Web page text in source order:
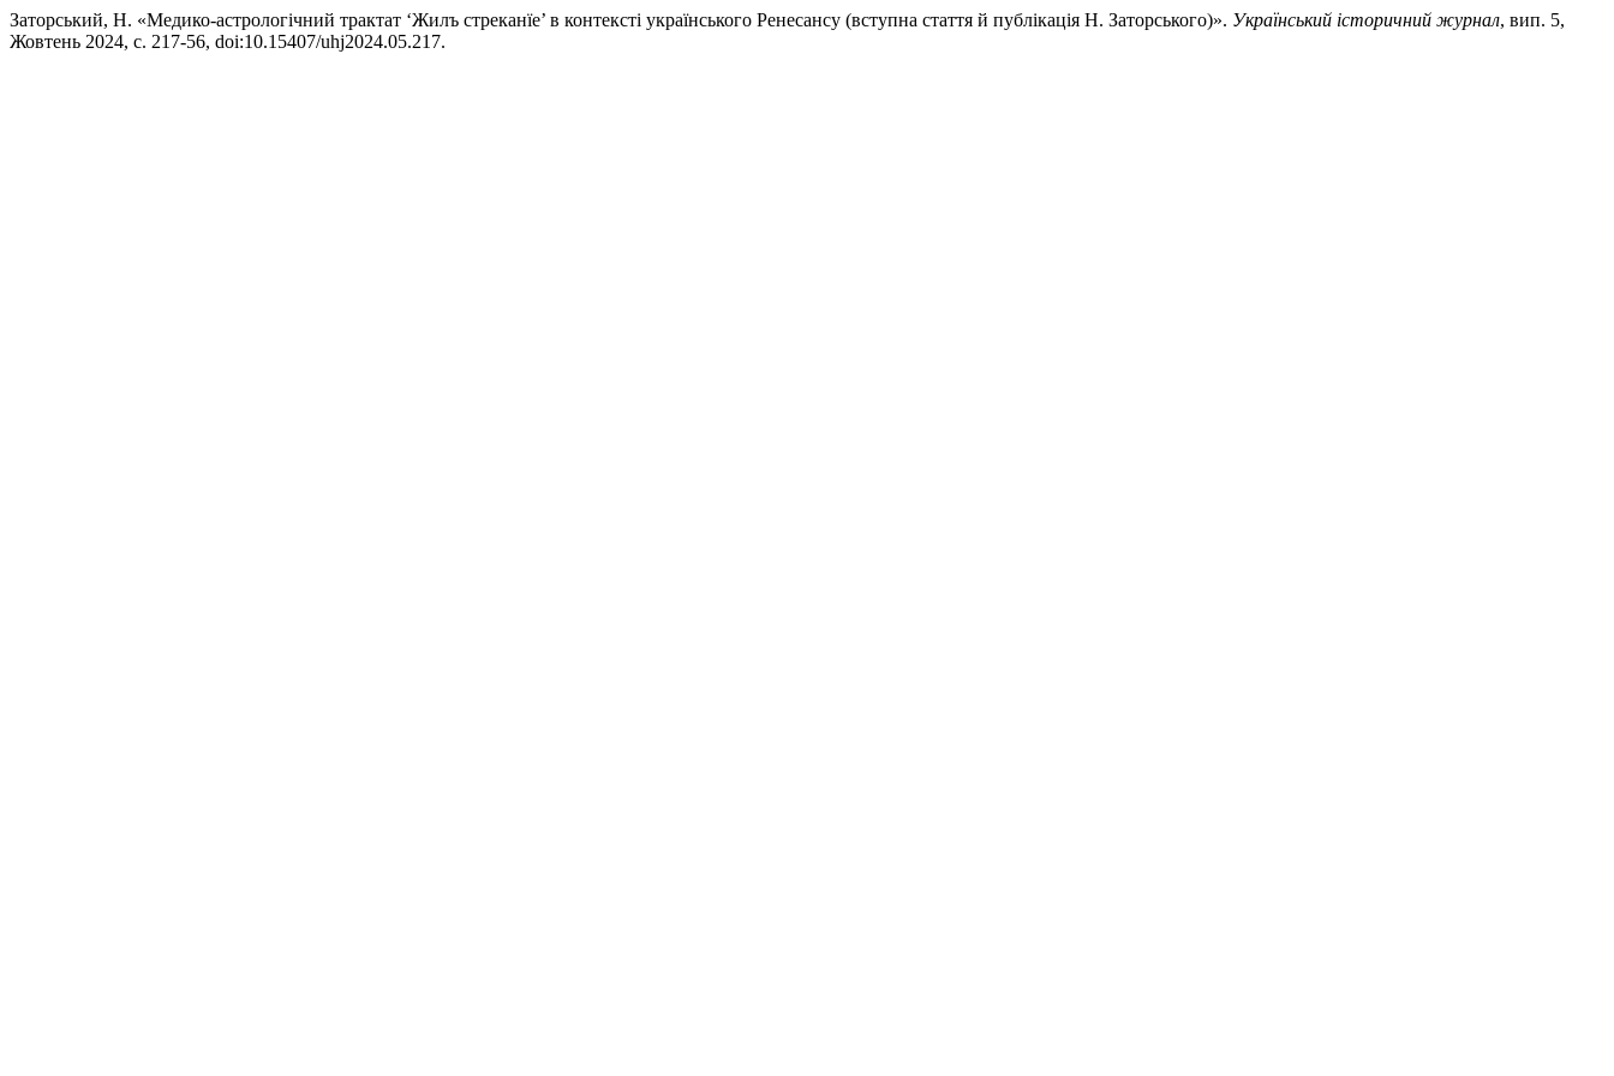
Заторський, Н. «Медико-астрологічний трактат ‘Жилъ стреканїе’ в контексті українського Ренесансу (вступна стаття й публікація Н. Заторського)». Український історичний журнал, вип. 5,
Жовтень 2024, с. 217-56, doi:10.15407/uhj2024.05.217.